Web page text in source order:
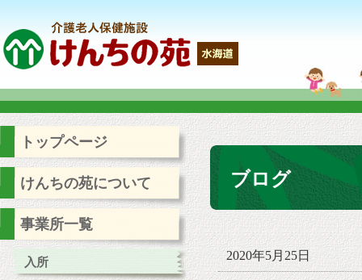
トップページ
けんちの苑について
事業所一覧
入所
ブログ
2020年5月25日